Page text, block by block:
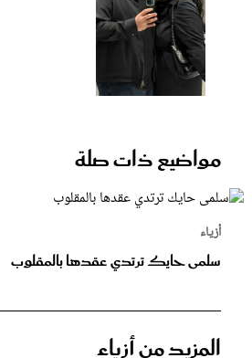
مواضيع ذات صلة
أزياء
سلمى حايك ترتدي عقدها بالمقلوب
المزيد من أزياء